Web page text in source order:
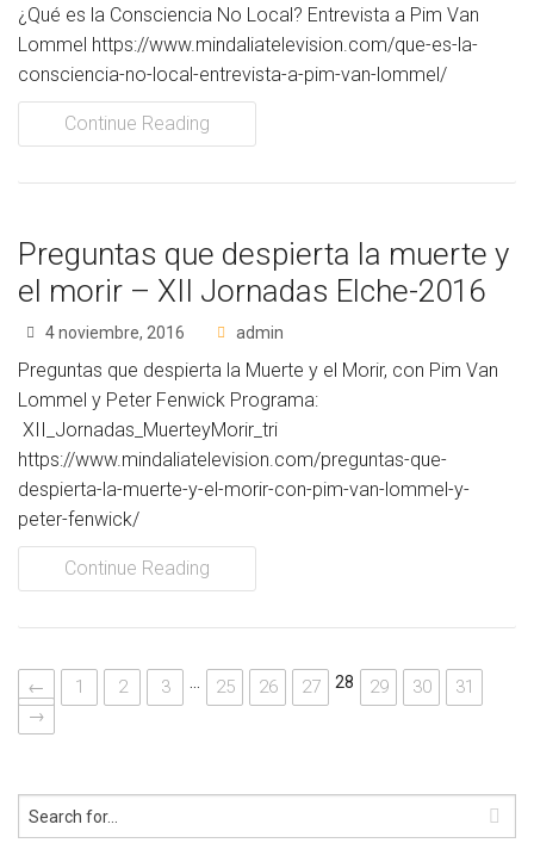
¿Qué es la Consciencia No Local? Entrevista a Pim Van
Lommel https://www.mindaliatelevision.com/que-es-la-
consciencia-no-local-entrevista-a-pim-van-lommel/
Continue Reading
Preguntas que despierta la muerte y
el morir – XII Jornadas Elche-2016
4 noviembre, 2016 admin
Preguntas que despierta la Muerte y el Morir, con Pim Van
Lommel y Peter Fenwick Programa:
XII_Jornadas_MuerteyMorir_tri
https://www.mindaliatelevision.com/preguntas-que-
despierta-la-muerte-y-el-morir-con-pim-van-lommel-y-
peter-fenwick/
Continue Reading
← 1 2 3 25 26 27 28 29 30
31
→